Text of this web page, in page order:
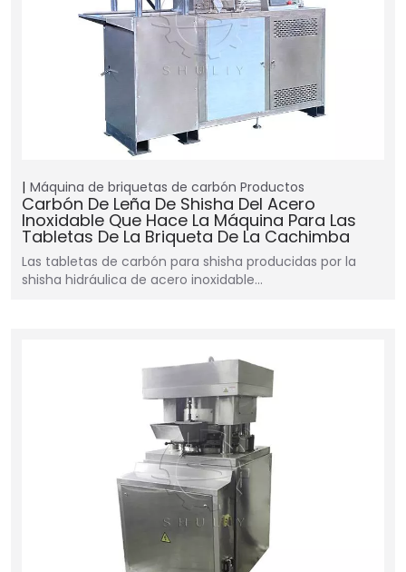
Máquina de briquetas de carbón Productos
Carbón De Leña De Shisha Del Acero
Inoxidable Que Hace La Máquina Para Las
Tabletas De La Briqueta De La Cachimba
Las tabletas de carbón para shisha producidas por la
shisha hidráulica de acero inoxidable…